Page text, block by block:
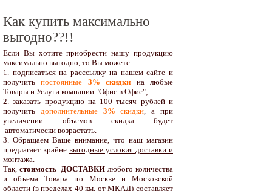
Как купить максимально
выгодно??!!
Если Вы хотите приобрести нашу продукцию
максимально выгодно, то Вы можете:
1. подписаться на расссылку на нашем сайте и
получитьпостоянные 3% скидки на любые
Товары и Услуги компании "Офис в Офис";
2. заказать продукцию на 100 тысяч рублей и
получить дополнительные3% скидки, а при
увеличении объемов скидка будет
автоматически возрастать.
3. Обращаем Ваше внимание, что наш магазин
предлагает крайне выгодные условия доставки и
монтажа.
Так, стоимость ДОСТАВКИлюбого количества
и объема Товара по Москве и Московской
области (в пределах 40 км. от МКАД) составляет